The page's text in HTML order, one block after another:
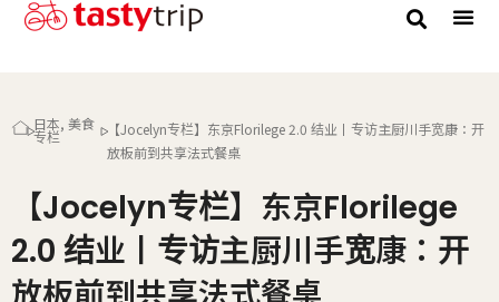
日本,美食
专栏
​【Jocelyn专栏】东京Florilege 2.0 结业丨专访主厨川手宽康：开
放板前到共享法式餐桌
​【Jocelyn专栏】东京Florilege
2.0 结业丨专访主厨川手宽康：开